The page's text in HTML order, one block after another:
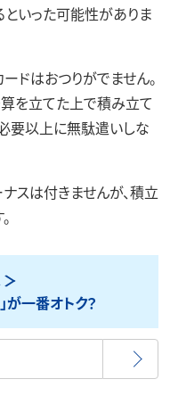
いった可能性がありま
ドはおつりがでません。
を立てた上で積み立て
要以上に無駄遣いしな
スは付きませんが、積立
が一番オトク？